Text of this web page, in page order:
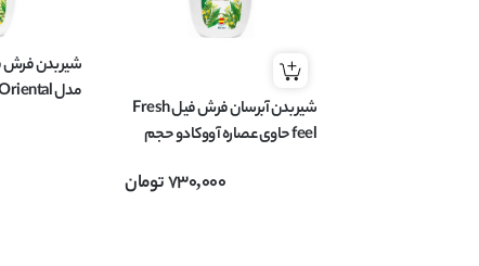
شیر بدن آبرسان فرش فیل Fresh
feel حاوی عصاره آووکادو حجم
730,000تومان